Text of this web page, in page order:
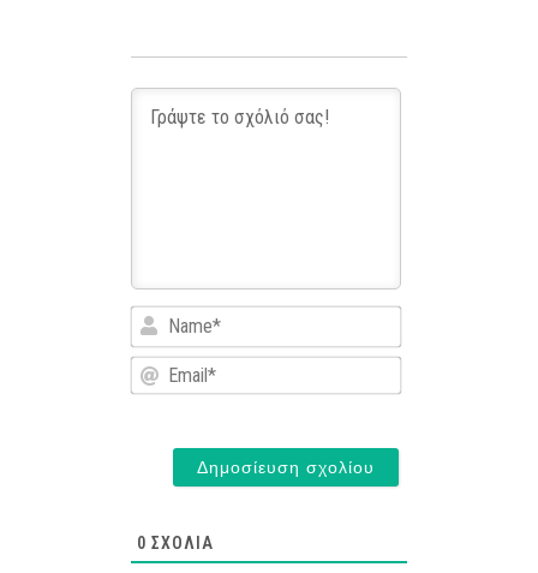
Name*
Email*
0 ΣΧΌΛΙΑ